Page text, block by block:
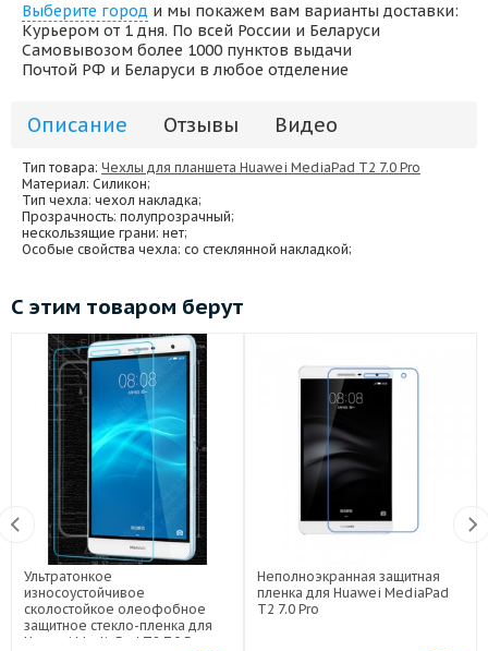
Выберите город и мы покажем вам варианты доставки:
Курьером от 1 дня. По всей России и Беларуси
Самовывозом более 1000 пунктов выдачи
Почтой РФ и Беларуси в любое отделение
Описание Отзывы Видео
Тип товара: Чехлы для планшета Huawei MediaPad T2 7.0 Pro
Материал: Силикон;
Тип чехла: чехол накладка;
Прозрачность: полупрозрачный;
нескользящие грани: нет;
Особые свойства чехла: со стеклянной накладкой;
С этим товаром берут
Ультратонкое
износоустойчивое
сколостойкое олеофобное
защитное стекло-пленка для
Huawei MediaPad T2 7.0 Pro
Неполноэкранная защитная
пленка для Huawei MediaPad
T2 7.0 Pro